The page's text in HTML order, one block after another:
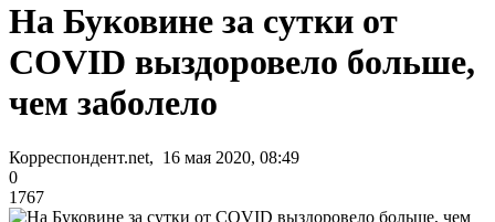
На Буковине за сутки от
COVID выздоровело больше,
чем заболело
Корреспондент.net, 16 мая 2020, 08:49
0
1767